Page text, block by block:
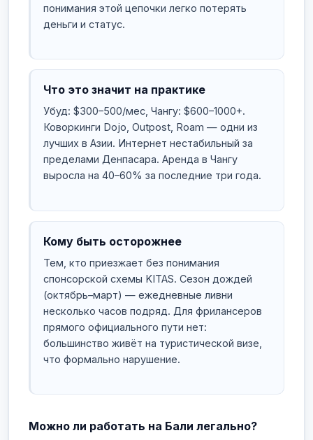
понимания этой цепочки легко потерять
деньги и статус.
Что это значит на практике
Убуд: $300–500/мес, Чангу: $600–1000+.
Коворкинги Dojo, Outpost, Roam — одни из
лучших в Азии. Интернет нестабильный за
пределами Денпасара. Аренда в Чангу
выросла на 40–60% за последние три года.
Кому быть осторожнее
Тем, кто приезжает без понимания
спонсорской схемы KITAS. Сезон дождей
(октябрь–март) — ежедневные ливни
несколько часов подряд. Для фрилансеров
прямого официального пути нет:
большинство живёт на туристической визе,
что формально нарушение.
Можно ли работать на Бали легально?